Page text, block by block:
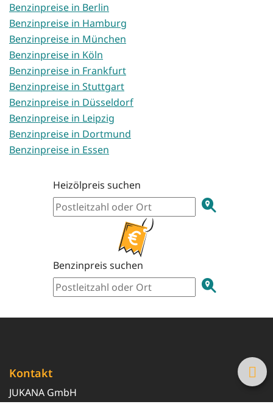
Benzinpreise in Berlin
Benzinpreise in Hamburg
Benzinpreise in München
Benzinpreise in Köln
Benzinpreise in Frankfurt
Benzinpreise in Stuttgart
Benzinpreise in Düsseldorf
Benzinpreise in Leipzig
Benzinpreise in Dortmund
Benzinpreise in Essen
Heizölpreis suchen
Benzinpreis suchen
Kontakt
JUKANA GmbH